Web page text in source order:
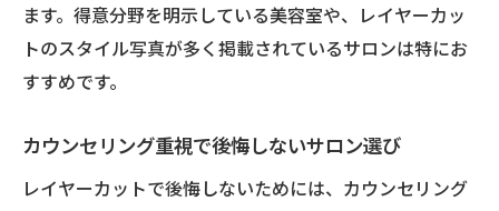
ます。得意分野を明示している美容室や、レイヤーカッ
トのスタイル写真が多く掲載されているサロンは特にお
すすめです。
カウンセリング重視で後悔しないサロン選び
レイヤーカットで後悔しないためには、カウンセリング